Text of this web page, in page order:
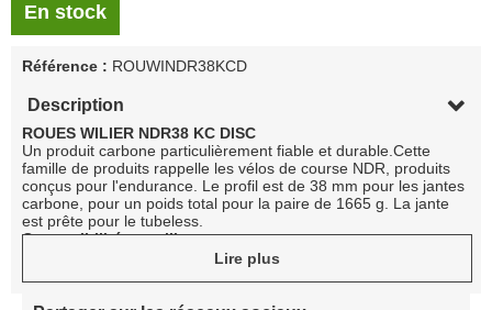
En stock
Référence : ROUWINDR38KCD
Description
ROUES WILIER NDR38 KC DISC
Un produit carbone particulièrement fiable et durable.Cette
famille de produits rappelle les vélos de course NDR, produits
conçus pour l'endurance. Le profil est de 38 mm pour les jantes
carbone, pour un poids total pour la paire de 1665 g. La jante
est prête pour le tubeless.
Compatibilité roue libre:
Lire plus